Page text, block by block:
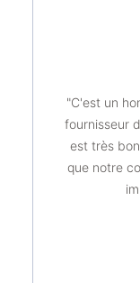
"C'est un
fournisseur
est très
que notre